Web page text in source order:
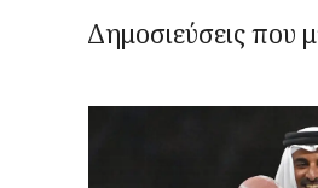
Δημοσιεύσεις που